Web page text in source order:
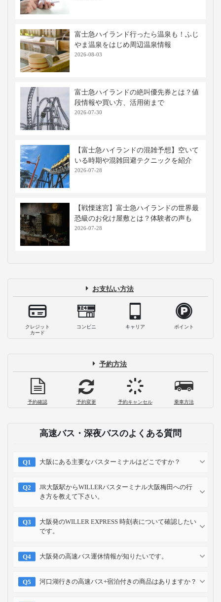
富士急ハイランド行ったら温泉も！ふじ
やま温泉をはじめ周辺温泉情報
2026-08-03
富士急ハイランドの絶叫優先券とは？値
段情報や買い方、活用術まで
2026-07-30
【富士急ハイランドの混雑予想】空いて
いる時期や混雑回避テクニックを紹介
2026-07-28
【戦慄迷宮】富士急ハイランドの世界最
恐級のお化け屋敷とは？体験者の声も
2026-07-28
お支払い方法
クレジット
カード
コンビニ キャリア ポイント
予約方法
予約確認 予約変更 予約キャンセル 乗車方法
高速バス・深夜バスのよくある質問
大阪にある主要なバスターミナルはどこですか？
JR大阪駅からWILLERバスターミナル大阪梅田への行
き方を教えて下さい。
大阪発のWILLER EXPRESS 時刻表について確認したい
です。
大阪発の高速バス運休情報が知りたいです。
河口湖行きの高速バス+宿泊付きの商品はありますか？